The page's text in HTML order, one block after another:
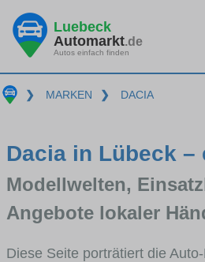
Luebeck
Automarkt.de
Autos einfach finden
❯ MARKEN ❯ DACIA
Dacia in Lübeck –
Modellwelten,
Angebote lokaler
Diese Seite porträtiert die